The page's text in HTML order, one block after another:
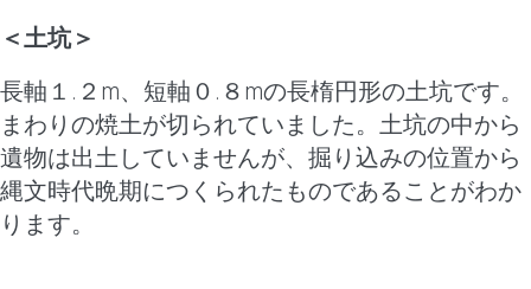
＜土坑＞
長軸１.２m、短軸０.８mの長楕円形の土坑です。
まわりの焼土が切られていました。土坑の中から
遺物は出土していませんが、掘り込みの位置から
縄文時代晩期につくられたものであることがわか
ります。